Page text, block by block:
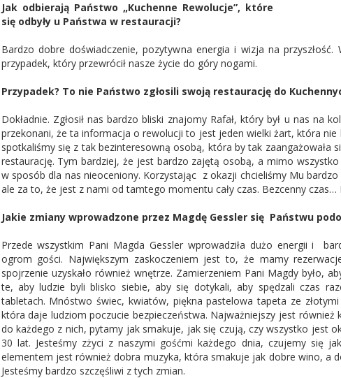
Jak odbierają Państwo „Kuchenne Rewolucje”, które
się odbyły u Państwa w restauracji?
Bardzo dobre doświadczenie, pozytywna energia i wizja na
przypadek, który przewrócił nasze życie do góry nogami.
Przypadek? To nie Państwo zgłosili swoją restaurację do
Dokładnie. Zgłosił nas bardzo bliski znajomy Rafał, który był u nas na
przekonani, że ta informacja o rewolucji to jest jeden wielki żart, która nie
spotkaliśmy się z tak bezinteresowną osobą, która by tak zaangażowała
restaurację. Tym bardziej, że jest bardzo zajętą osobą, a mimo wszystko
w sposób dla nas nieoceniony. Korzystając z okazji chcieliśmy Mu bardzo
ale za to, że jest z nami od tamtego momentu cały czas. Bezcenny czas…
Jakie zmiany wprowadzone przez Magdę Gessler się Państwu
Przede wszystkim Pani Magda Gessler wprowadziła dużo energii i
ogrom gości. Największym zaskoczeniem jest to, że mamy
spojrzenie uzyskało również wnętrze. Zamierzeniem Pani Magdy było,
te, aby ludzie byli blisko siebie, aby się dotykali, aby spędzali czas
tabletach. Mnóstwo świec, kwiatów, piękna pastelowa tapeta ze
która daje ludziom poczucie bezpieczeństwa. Najważniejszy jest
do każdego z nich, pytamy jak smakuje, jak się czują, czy wszystko jest
30 lat. Jesteśmy zżyci z naszymi gośćmi każdego dnia, czujemy się
elementem jest również dobra muzyka, która smakuje jak dobre wino, a
Jesteśmy bardzo szczęśliwi z tych zmian.